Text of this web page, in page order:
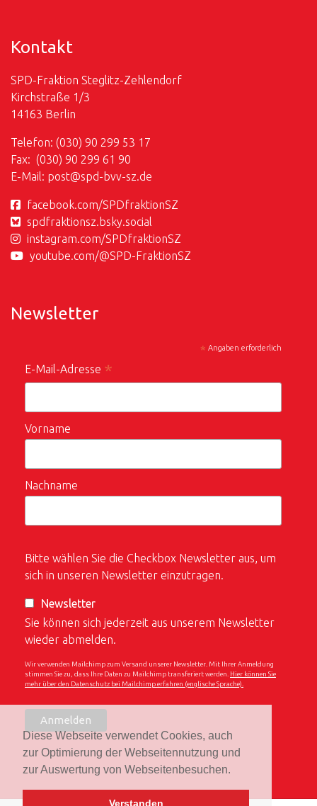
Diese Webseite verwendet Cookies, auch
zur Optimierung der Webseitennutzung und
zur Auswertung von Webseitenbesuchen.
Verstanden
Kontakt
SPD-Fraktion Steglitz-Zehlendorf
Kirchstraße 1/3
14163 Berlin
Telefon: (030) 90 299 53 17
Fax: (030) 90 299 61 90
E-Mail: post@spd-bvv-sz.de
facebook.com/SPDfraktionSZ
spdfraktionsz.bsky.social
instagram.com/SPDfraktionSZ
youtube.com/@SPD-FraktionSZ
Newsletter
* Angaben erforderlich
E-Mail-Adresse *
Vorname
Nachname
Bitte wählen Sie die Checkbox Newsletter aus, um
sich in unseren Newsletter einzutragen.
Newsletter
Sie können sich jederzeit aus unserem Newsletter
wieder abmelden.
Wir verwenden Mailchimp zum Versand unserer Newsletter. Mit Ihrer Anmeldung
stimmen Sie zu, dass Ihre Daten zu Mailchimp transferiert werden. Hier können Sie
mehr über den Datenschutz bei Mailchimp erfahren (englische Sprache).